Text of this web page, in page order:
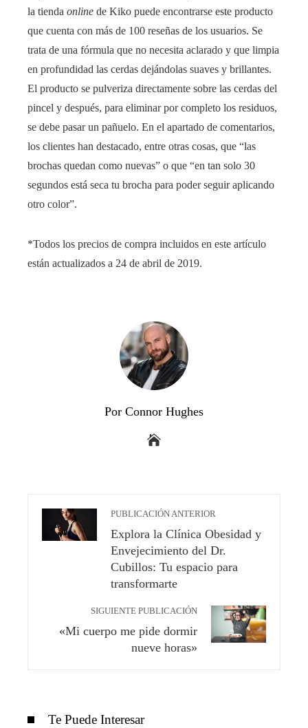
la tienda online de Kiko puede encontrarse este producto
que cuenta con más de 100 reseñas de los usuarios. Se
trata de una fórmula que no necesita aclarado y que limpia
en profundidad las cerdas dejándolas suaves y brillantes.
El producto se pulveriza directamente sobre las cerdas del
pincel y después, para eliminar por completo los residuos,
se debe pasar un pañuelo. En el apartado de comentarios,
los clientes han destacado, entre otras cosas, que “las
brochas quedan como nuevas” o que “en tan solo 30
segundos está seca tu brocha para poder seguir aplicando
otro color”.
*Todos los precios de compra incluidos en este artículo
están actualizados a 24 de abril de 2019.
Por Connor Hughes
PUBLICACIÓN ANTERIOR
Explora la Clínica Obesidad y
Envejecimiento del Dr.
Cubillos: Tu espacio para
transformarte
SIGUIENTE PUBLICACIÓN
«Mi cuerpo me pide dormir
nueve horas»
Te Puede Interesar